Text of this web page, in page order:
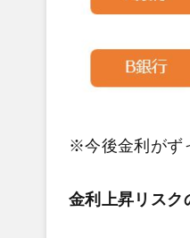
※今後金利がず
金利上昇リスク